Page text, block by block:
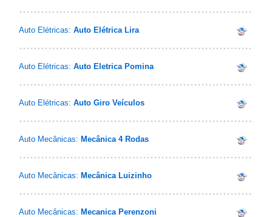
Auto Elétricas: Auto Elétrica Lira
Auto Elétricas: Auto Eletrica Pomina
Auto Elétricas: Auto Giro Veículos
Auto Mecânicas: Mecânica 4 Rodas
Auto Mecânicas: Mecânica Luizinho
Auto Mecânicas: Mecanica Perenzoni